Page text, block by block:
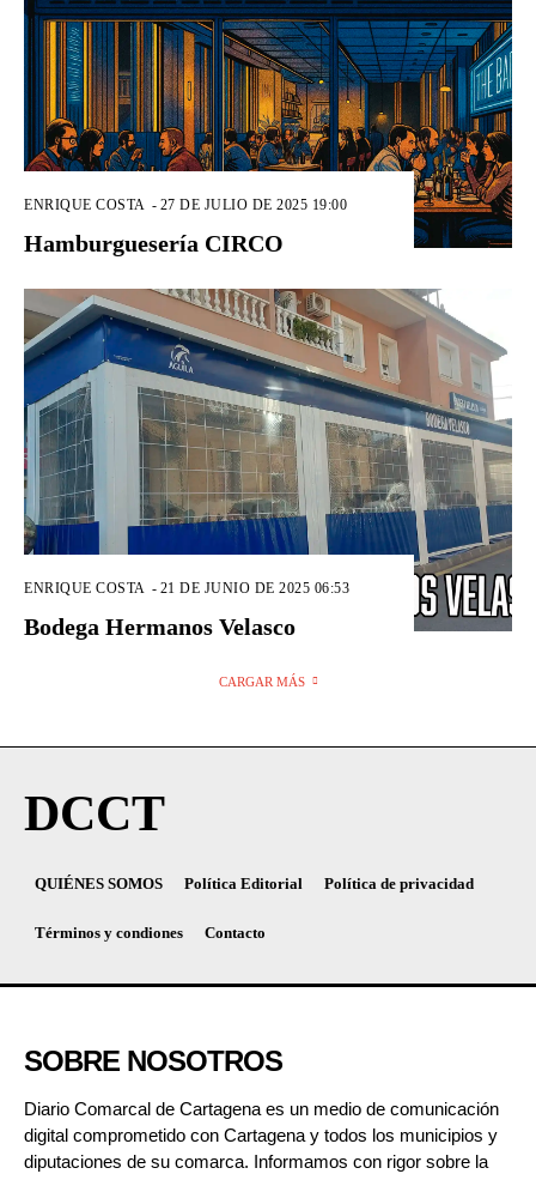
ENRIQUE COSTA - 27 DE JULIO DE 2025 19:00
Hamburguesería CIRCO
ENRIQUE COSTA - 21 DE JUNIO DE 2025 06:53
Bodega Hermanos Velasco
CARGAR MÁS
DCCT
QUIÉNES SOMOS Política Editorial Política de privacidad
Términos y condiones Contacto
SOBRE NOSOTROS
Diario Comarcal de Cartagena es un medio de comunicación
digital comprometido con Cartagena y todos los municipios y
diputaciones de su comarca. Informamos con rigor sobre la